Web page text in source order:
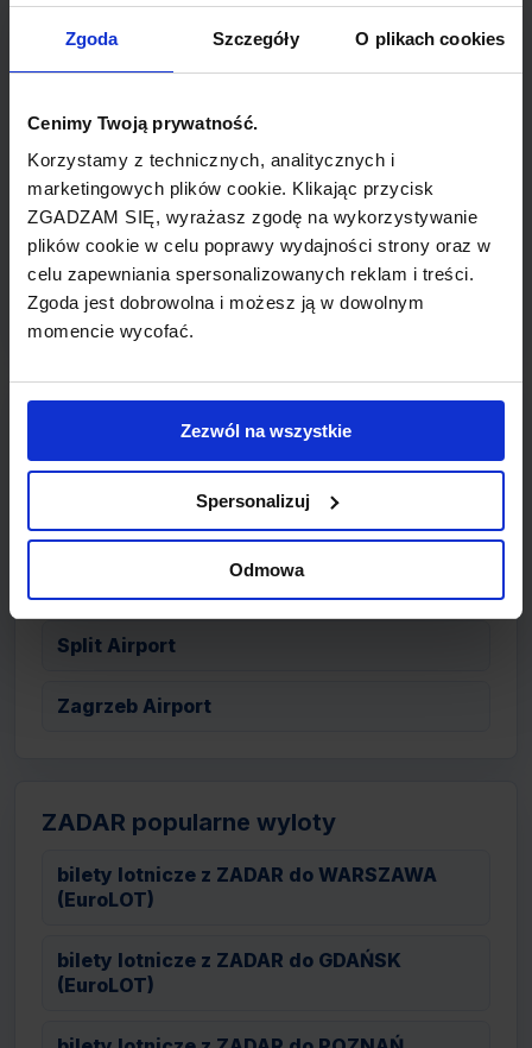
Zgoda Szczegóły O plikach cookies
Cenimy Twoją prywatność.
Korzystamy z technicznych, analitycznych i
marketingowych plików cookie. Klikając przycisk
ZGADZAM SIĘ, wyrażasz zgodę na wykorzystywanie
plików cookie w celu poprawy wydajności strony oraz w
celu zapewniania spersonalizowanych reklam i treści.
Zgoda jest dobrowolna i możesz ją w dowolnym
momencie wycofać.
Zezwól na wszystkie
Spersonalizuj
Odmowa
Na lotnisku znajduje się punkt obsługi
pasażerów. Informacje można uzyskać także
faksu + 385 23 205 831 a także drogą mailową
Hotele
Sprawdź hotele w Booking.com
Dubrovnik Airport
Osijek Airport
Split Airport
Zagrzeb Airport
ZADAR popularne wyloty
bilety lotnicze z ZADAR do WARSZAWA
(EuroLOT)
bilety lotnicze z ZADAR do GDAŃSK
(EuroLOT)